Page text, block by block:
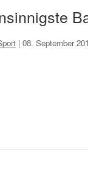
|08. September